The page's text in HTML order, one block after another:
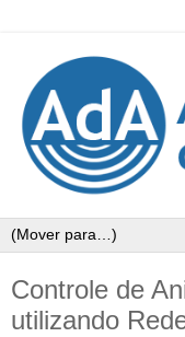
Controle de
utilizando